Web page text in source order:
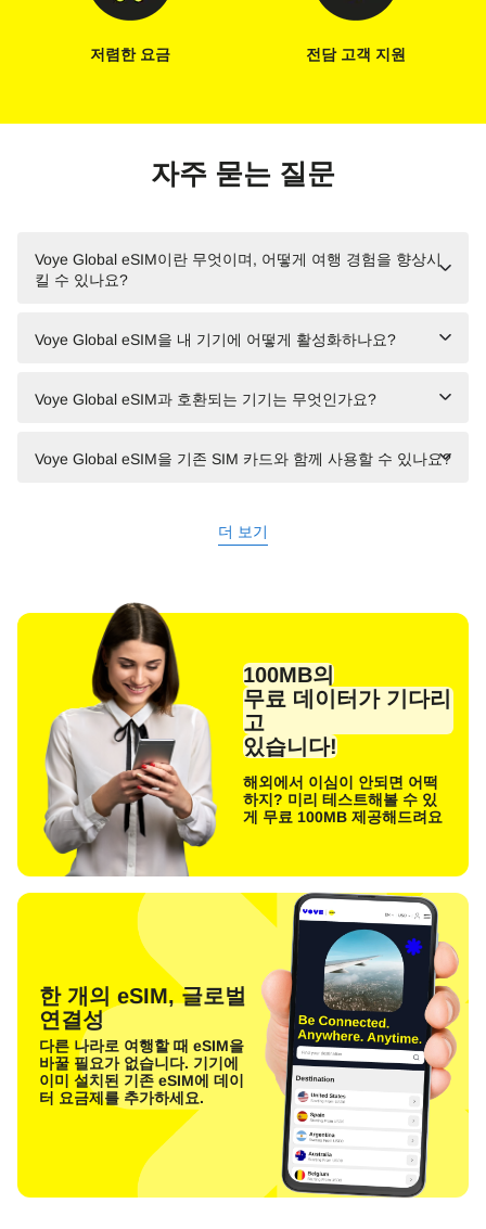
저렴한 요금 전담 고객 지원
자주 묻는 질문
Voye Global eSIM이란 무엇이며, 어떻게 여행 경험을 향상시
킬 수 있나요?
Voye Global eSIM을 내 기기에 어떻게 활성화하나요?
Voye Global eSIM과 호환되는 기기는 무엇인가요?
Voye Global eSIM을 기존 SIM 카드와 함께 사용할 수 있나요?
더 보기
100MB의
무료 데이터가 기다리
고
있습니다!
해외에서 이심이 안되면 어떡
하지? 미리 테스트해볼 수 있
게 무료 100MB 제공해드려요
한 개의 eSIM, 글로벌
연결성
다른 나라로 여행할 때 eSIM을
바꿀 필요가 없습니다. 기기에
이미 설치된 기존 eSIM에 데이
터 요금제를 추가하세요.